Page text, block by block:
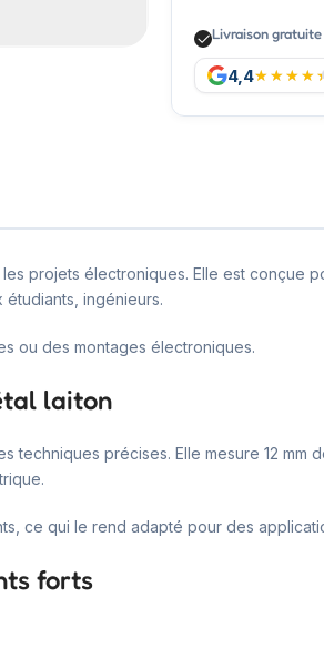
Livraison
4,4
projets électroniques. Elle est
étudiants, ingénieurs.
ou des montages électroniques.
laiton
techniques précises. Elle mesure 12
ce qui le rend adapté pour des
forts